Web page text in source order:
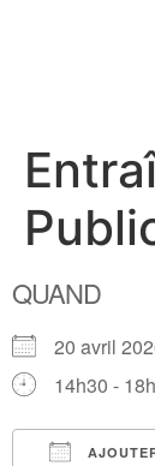
QUAND
20 avril
14h30 -